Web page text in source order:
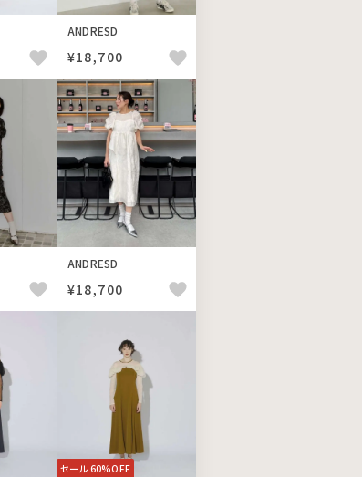
ANDRESD
¥18,700
ANDRESD
¥18,700
セール 60%OFF